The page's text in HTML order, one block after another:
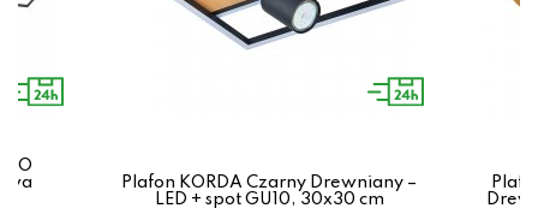
Plafon KORDA Czarny Drewniany –
LED + spot GU10, 30x30 cm